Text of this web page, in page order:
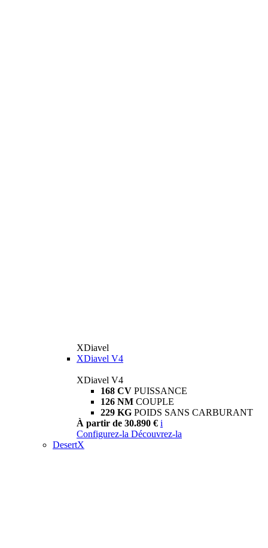
XDiavel
XDiavel V4
XDiavel V4
168 CV PUISSANCE
126 NM COUPLE
229 KG POIDS SANS CARBURANT
À partir de 30.890 € i
Configurez-la Découvrez-la
DesertX